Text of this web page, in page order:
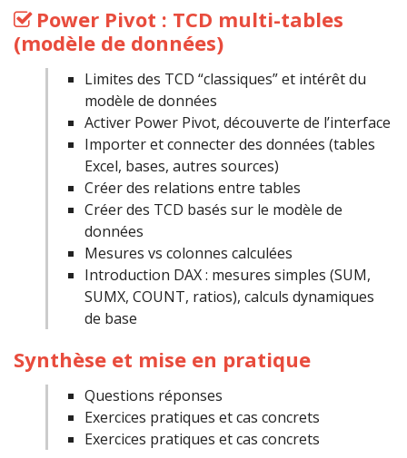
Power Pivot : TCD multi-tables
(modèle de données)
Limites des TCD “classiques” et intérêt du
modèle de données
Activer Power Pivot, découverte de l’interface
Importer et connecter des données (tables
Excel, bases, autres sources)
Créer des relations entre tables
Créer des TCD basés sur le modèle de
données
Mesures vs colonnes calculées
Introduction DAX : mesures simples (SUM,
SUMX, COUNT, ratios), calculs dynamiques
de base
Synthèse et mise en pratique
Questions réponses
Exercices pratiques et cas concrets
Exercices pratiques et cas concrets